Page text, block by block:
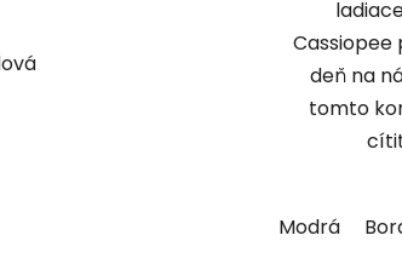
Cassiopee
deň na
tomto
Modrá